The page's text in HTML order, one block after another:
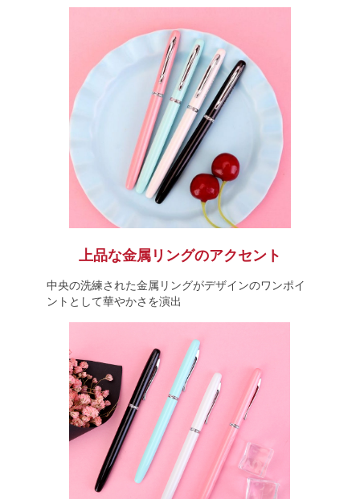
上品な金属リングのアクセント
中央の洗練された金属リングがデザインのワンポイ
ントとして華やかさを演出